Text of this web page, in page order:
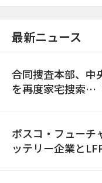
最新ニュース
合同捜査本部、中
を再度家宅捜索…
ポスコ・フューチ
ッテリー企業と